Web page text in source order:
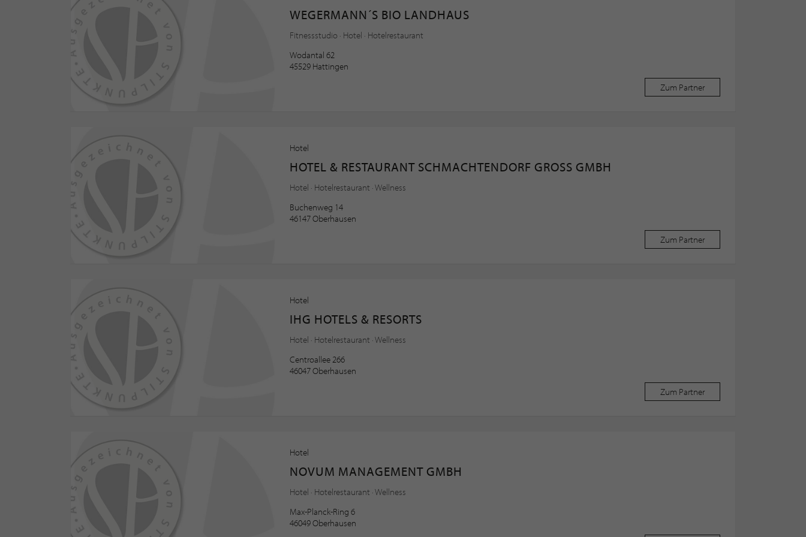
WEGERMANN´S BIO LANDHAUS
Fitnessstudio · Hotel · Hotelrestaurant
Wodantal 62
45529 Hattingen
Zum Partner
Hotel
HOTEL & RESTAURANT SCHMACHTENDORF GROSS GMBH
Hotel · Hotelrestaurant · Wellness
Buchenweg 14
46147 Oberhausen
Zum Partner
Hotel
IHG HOTELS & RESORTS
Hotel · Hotelrestaurant · Wellness
Centroallee 266
46047 Oberhausen
Zum Partner
Hotel
NOVUM MANAGEMENT GMBH
Hotel · Hotelrestaurant · Wellness
Max-Planck-Ring 6
46049 Oberhausen